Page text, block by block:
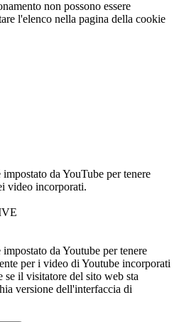
non possono essere
l'elenco nella pagina della cookie
da YouTube per tenere
video incorporati.
da Youtube per tenere
per i video di Youtube incorporati
se il visitatore del sito web sta
versione dell'interfaccia di